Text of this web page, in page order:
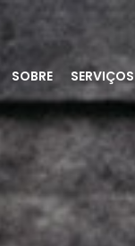
SOBRE SERVIÇOS